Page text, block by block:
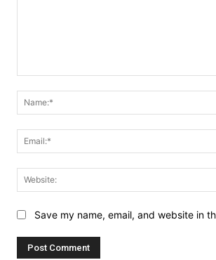
Save my name, email, and website in